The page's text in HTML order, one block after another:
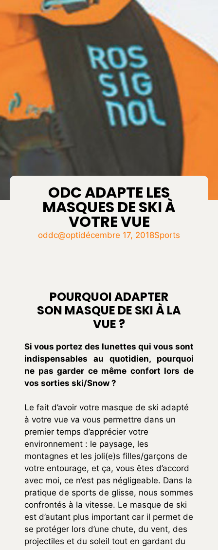
ODC ADAPTE LES
MASQUES DE SKI À
VOTRE VUE
oddc@optidécembre 17, 2018Sports
POURQUOI ADAPTER
SON MASQUE DE SKI À LA
VUE ?
Si vous portez des lunettes qui vous sont
indispensables au quotidien, pourquoi
ne pas garder ce même confort lors de
vos sorties ski/Snow ?
Le fait d’avoir votre masque de ski adapté
à votre vue va vous permettre dans un
premier temps d’apprécier votre
environnement : le paysage, les
montagnes et les joli(e)s filles/garçons de
votre entourage, et ça, vous êtes d’accord
avec moi, ce n’est pas négligeable. Dans la
pratique de sports de glisse, nous sommes
confrontés à la vitesse. Le masque de ski
est d’autant plus important car il permet de
se protéger lors d’une chute, du vent, des
projectiles et du soleil tout en gardant du